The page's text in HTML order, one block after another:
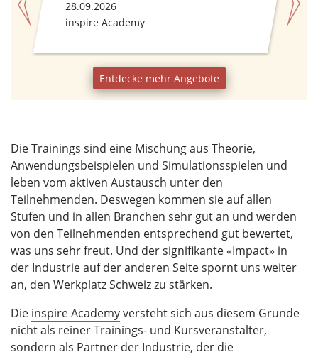
28.09.2026
inspire Academy
Entdecke mehr Angebote
Die Trainings sind eine Mischung aus Theorie,
Anwendungsbeispielen und Simulationsspielen und
leben vom aktiven Austausch unter den
Teilnehmenden. Deswegen kommen sie auf allen
Stufen und in allen Branchen sehr gut an und werden
von den Teilnehmenden entsprechend gut bewertet,
was uns sehr freut. Und der signifikante «Impact» in
der Industrie auf der anderen Seite spornt uns weiter
an, den Werkplatz Schweiz zu stärken.
Die inspire Academyversteht sich aus diesem Grunde
nicht als reiner Trainings- und Kursveranstalter,
sondern als Partner der Industrie, der die